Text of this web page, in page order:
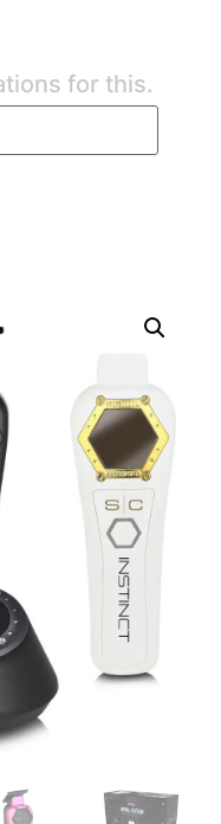
for this.